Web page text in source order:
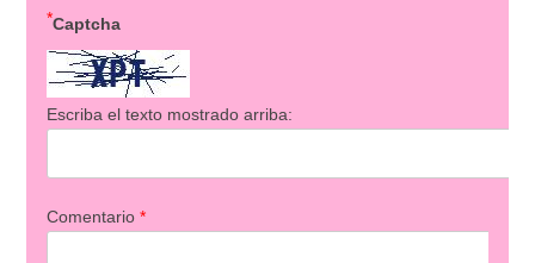
Captcha
*
Escriba el texto mostrado arriba:
Comentario *